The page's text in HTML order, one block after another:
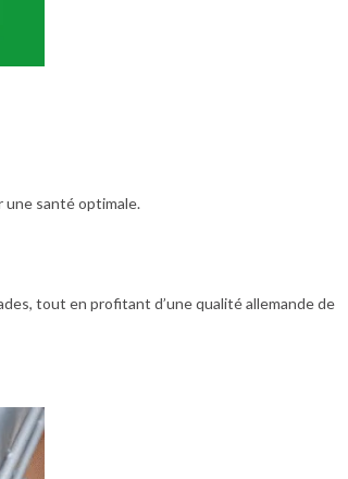
une santé optimale.
tout en profitant d’une qualité allemande de